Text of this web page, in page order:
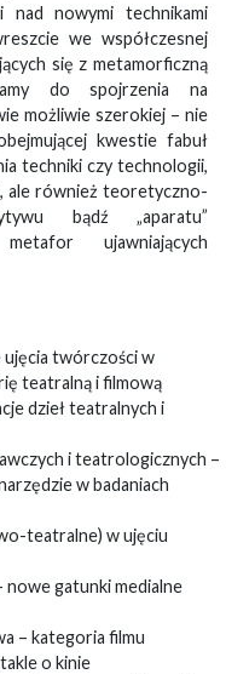
nowymi technikami
we współczesnej
się z metamorficzną
do spojrzenia na
możliwie szerokiej – nie
kwestie fabuł
techniki czy technologii,
ale również teoretyczno-
bądź „aparatu”
ujawniających
twórczości w
teatralną i filmową
dzieł teatralnych i
i teatrologicznych –
w badaniach
teatralne) w ujęciu
gatunki medialne
– kategoria filmu
o kinie